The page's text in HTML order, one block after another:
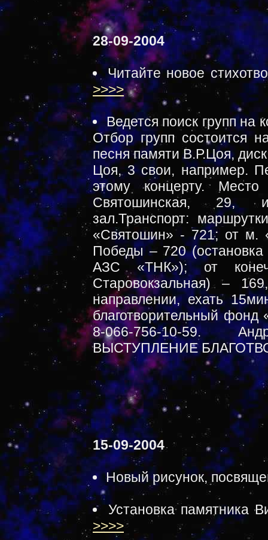
28-09-2004
Читайте новое
>>>>
Ведется поиск групп на
Отбор групп состоится
песня памяти В.Р.Цоя,
Цоя, 3 свои, например.
этому концерту.
Святошинская, 29,
зал.Транспорт:
«Святошин» - 721; от м.
Победы – 720 (остановка
АЗС «ТНК»); от
Старовокзальная) –
направлении, ехать
благотворительный фонд
8-066-756-10-59.
ВЫСТУПЛЕНИЕ
15-09-2004
Новый рисунок,
Установка памятника
>>>>